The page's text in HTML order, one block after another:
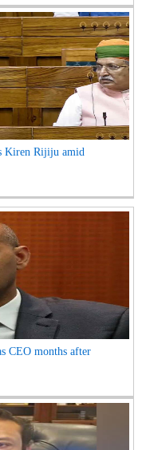
Kiren Rijiju amid
CEO months after